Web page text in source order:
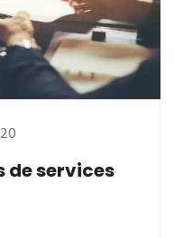
de services